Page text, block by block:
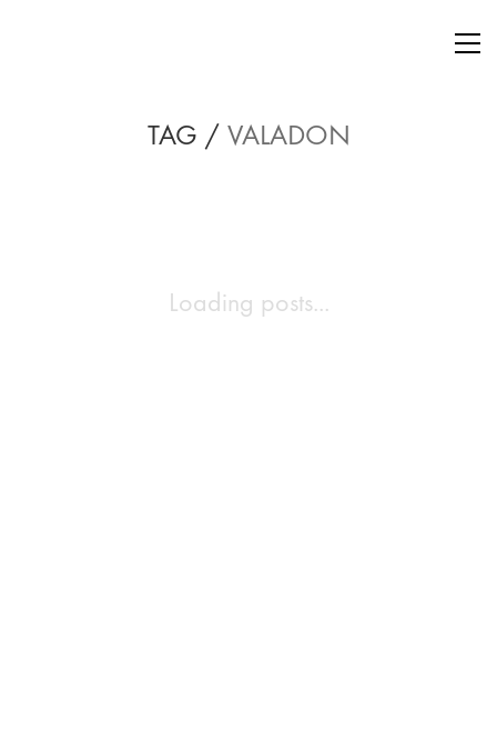
TAG / VALADON
Loading posts...